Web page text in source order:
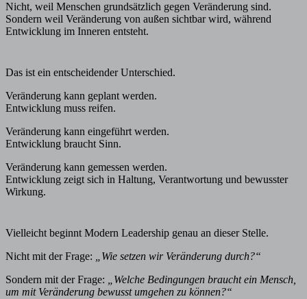
Nicht, weil Menschen grundsätzlich gegen Veränderung sind.
Sondern weil Veränderung von außen sichtbar wird, während
Entwicklung im Inneren entsteht.
Das ist ein entscheidender Unterschied.
Veränderung kann geplant werden.
Entwicklung muss reifen.
Veränderung kann eingeführt werden.
Entwicklung braucht Sinn.
Veränderung kann gemessen werden.
Entwicklung zeigt sich in Haltung, Verantwortung und bewusster
Wirkung.
Vielleicht beginnt Modern Leadership genau an dieser Stelle.
Nicht mit der Frage:
„Wie setzen wir Veränderung durch?“
Sondern mit der Frage:
„Welche Bedingungen braucht ein Mensch,
um mit Veränderung bewusst umgehen zu können?“